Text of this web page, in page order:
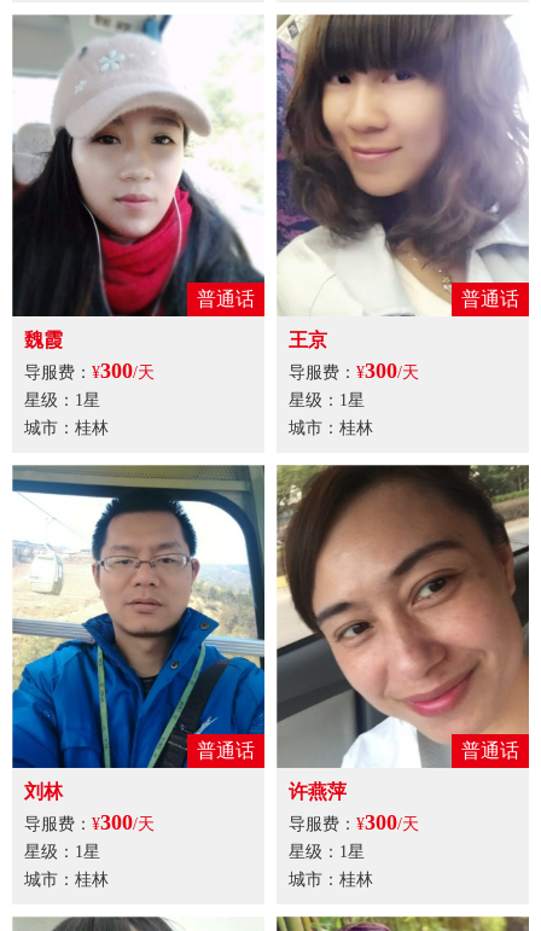
普通话
魏霞
导服费： ¥300/天
星级：1星
城市：桂林
普通话
王京
导服费： ¥300/天
星级：1星
城市：桂林
普通话
刘林
导服费： ¥300/天
星级：1星
城市：桂林
普通话
许燕萍
导服费： ¥300/天
星级：1星
城市：桂林